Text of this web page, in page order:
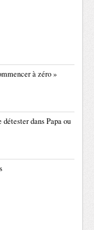
à zéro »
dans Papa ou